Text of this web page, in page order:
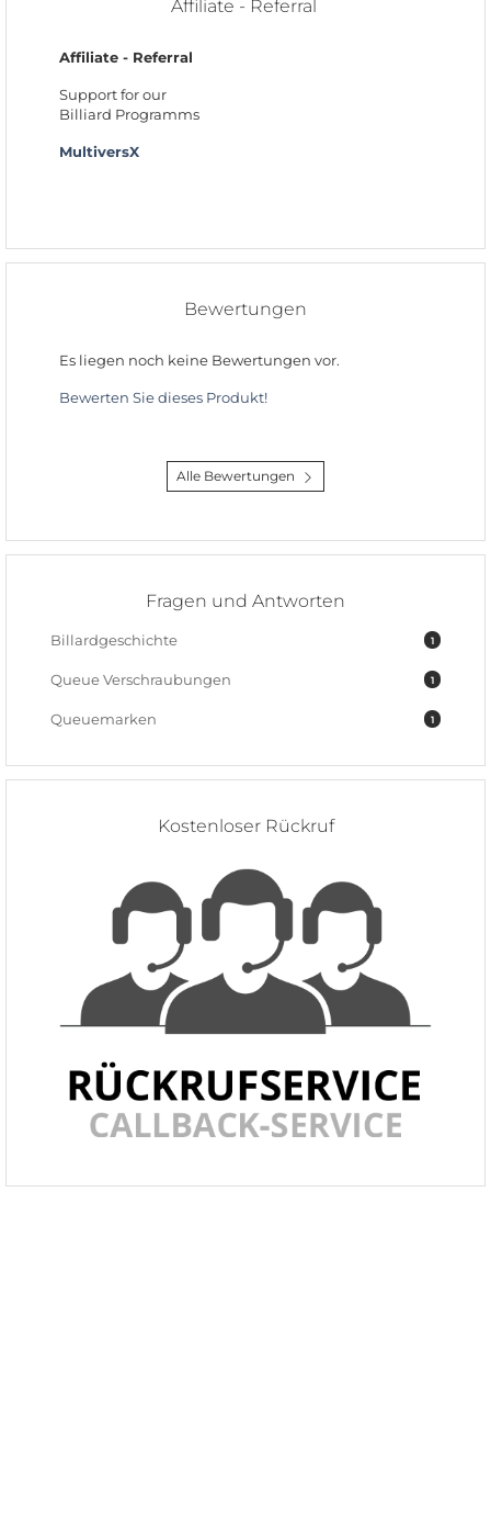
Affiliate - Referral
Affiliate - Referral
Support for our
Billiard Programms
MultiversX
Bewertungen
Es liegen noch keine Bewertungen vor.
Bewerten Sie dieses Produkt!
Alle Bewertungen
Fragen und Antworten
1
Billardgeschichte
1
Queue Verschraubungen
1
Queuemarken
Kostenloser Rückruf